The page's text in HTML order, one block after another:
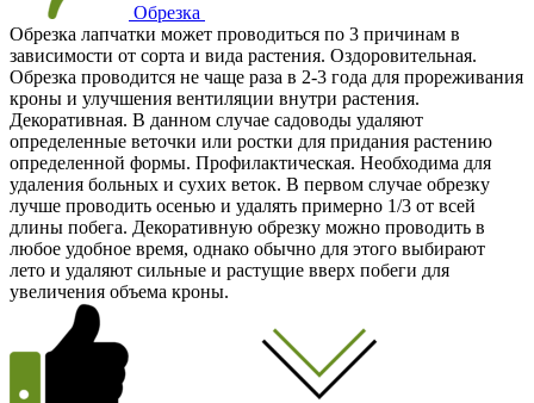
Обрезка
Обрезка лапчатки может проводиться по 3 причинам в
зависимости от сорта и вида растения. Оздоровительная.
Обрезка проводится не чаще раза в 2-3 года для прореживания
кроны и улучшения вентиляции внутри растения.
Декоративная. В данном случае садоводы удаляют
определенные веточки или ростки для придания растению
определенной формы. Профилактическая. Необходима для
удаления больных и сухих веток. В первом случае обрезку
лучше проводить осенью и удалять примерно 1/3 от всей
длины побега. Декоративную обрезку можно проводить в
любое удобное время, однако обычно для этого выбирают
лето и удаляют сильные и растущие вверх побеги для
увеличения объема кроны.